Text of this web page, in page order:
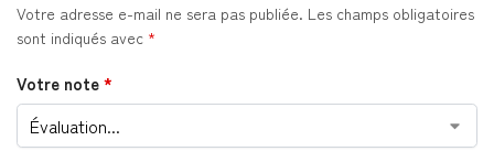
Votre adresse e-mail ne sera pas publiée. Les champs obligatoires
sont indiqués avec *
Votre note*